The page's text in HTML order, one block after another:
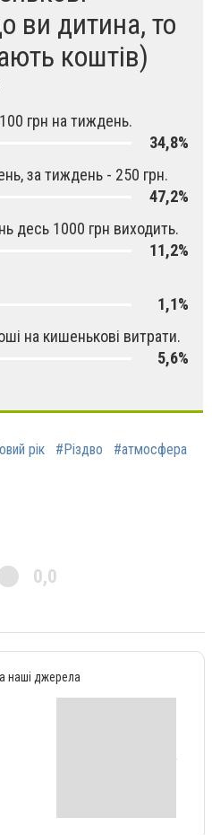
ви дитина, то
коштів)
грн на тиждень.
34,8%
за тиждень - 250 грн.
47,2%
десь 1000 грн виходить.
11,2%
1,1%
на кишенькові витрати.
5,6%
рік #Різдво
#атмосфера
0,0
наші джерела